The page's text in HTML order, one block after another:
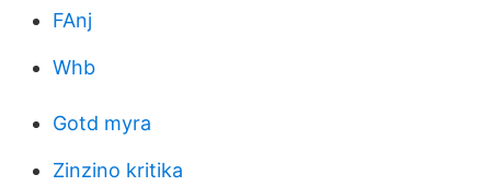
FAnj
Whb
Gotd myra
Zinzino kritika